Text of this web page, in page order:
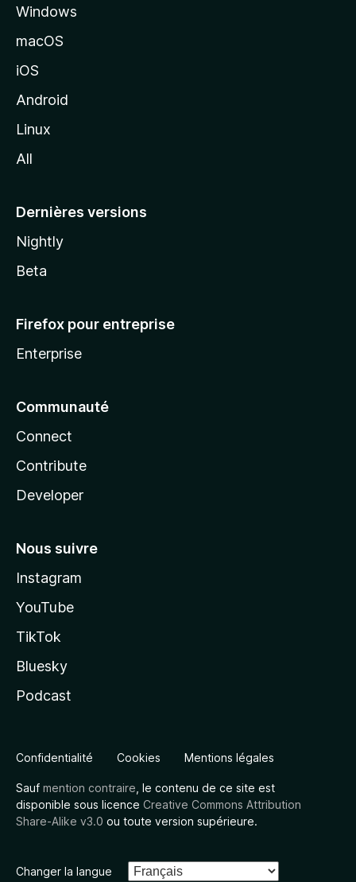
d
o
z
l
Windows
macOS
iOS
Android
Linux
All
Dernières versions
Nightly
Beta
Firefox pour entreprise
Enterprise
Communauté
Connect
Contribute
Developer
Nous suivre
Instagram
YouTube
TikTok
Bluesky
Podcast
Confidentialité Cookies Mentions légales
Sauf mention contraire , le contenu de ce site est
disponible sous licence Creative Commons Attribution
Share-Alike v3.0 ou toute version supérieure.
Changer la langue